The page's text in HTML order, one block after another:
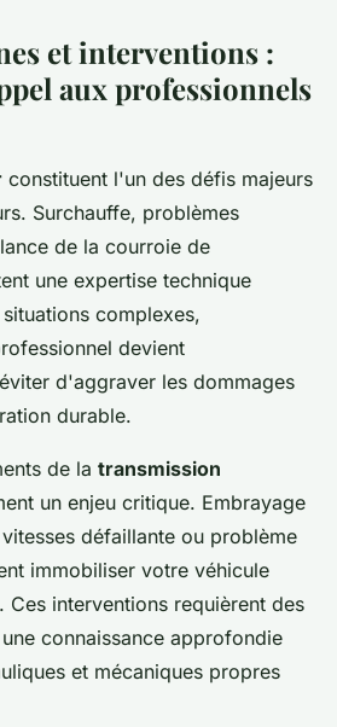
et interventions :
aux professionnels
constituent l'un des défis majeurs
Surchauffe, problèmes
de la courroie de
une expertise technique
complexes,
devient
d'aggraver les dommages
durable.
de la transmission
un enjeu critique. Embrayage
défaillante ou problème
immobiliser votre véhicule
Ces interventions requièrent des
connaissance approfondie
et mécaniques propres